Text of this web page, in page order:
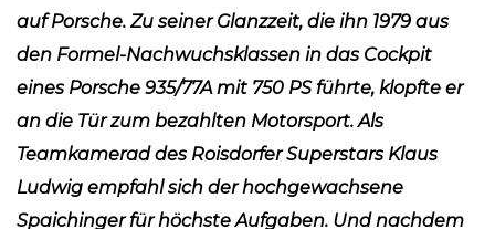
auf Porsche. Zu seiner Glanzzeit, die ihn 1979 aus
den Formel-Nachwuchsklassen in das Cockpit
eines Porsche 935/77A mit 750 PS führte, klopfte er
an die Tür zum bezahlten Motorsport. Als
Teamkamerad des Roisdorfer Superstars Klaus
Ludwig empfahl sich der hochgewachsene
Spaichinger für höchste Aufgaben. Und nachdem